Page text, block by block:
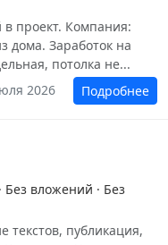
проект. Компания:
дома. Заработок на
потолка не...
2026
Подробнее
вложений · Без
текстов, публикация,